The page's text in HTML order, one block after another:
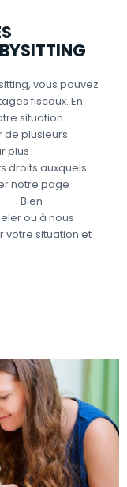
vous pouvez
fiscaux. En
situation
de plusieurs
plus
droits auxquels
notre page :
. Bien
ou à nous
votre situation et